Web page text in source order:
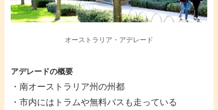
オーストラリア・アデレード
アデレードの概要
・南オーストラリア州の州都
・市内にはトラムや無料バスも走っている